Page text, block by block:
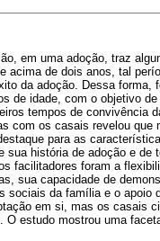
em uma adoção, traz
acima de dois anos, tal
da adoção. Dessa
de idade, com o objetivo
tempos de convivência
com os casais revelou
para as
sua história de adoção e
facilitadores foram a
sua capacidade de
sociais da família e o apoio
em si, mas os casais
O estudo mostrou uma